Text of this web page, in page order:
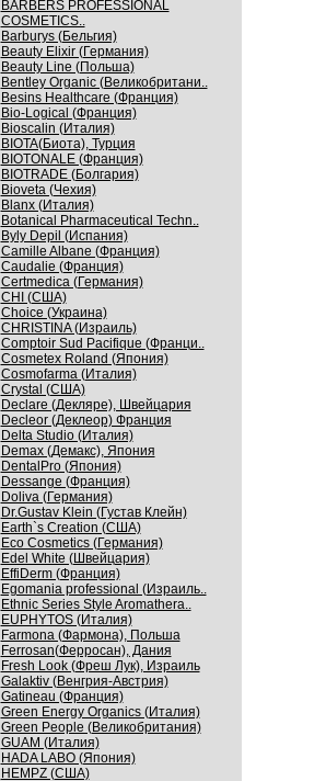
BARBERS PROFESSIONAL
COSMETICS..
Barburys (Бельгия)
Beauty Elixir (Германия)
Beauty Line (Польша)
Bentley Organic (Великобритани..
Besins Healthcare (Франция)
Bio-Logical (Франция)
Bioscalin (Италия)
BIOTA(Биота), Турция
BIOTONALE (Франция)
BIOTRADE (Болгария)
Bioveta (Чехия)
Blanx (Италия)
Botanical Pharmaceutical Techn..
Byly Depil (Испания)
Camille Albane (Франция)
Caudalie (Франция)
Certmedica (Германия)
CHI (США)
Choice (Украина)
CHRISTINA (Израиль)
Comptoir Sud Pacifique (Франци..
Cosmetex Roland (Япония)
Cosmofarma (Италия)
Crystal (США)
Declare (Декляре), Швейцария
Decleor (Деклеор) Франция
Delta Studio (Италия)
Demax (Демакс), Япония
DentalPro (Япония)
Dessange (Франция)
Doliva (Германия)
Dr.Gustav Klein (Густав Клейн)
Earth`s Creation (США)
Eco Cosmetics (Германия)
Edel White (Швейцария)
EffiDerm (Франция)
Egomania professional (Израиль..
Ethnic Series Style Aromathera..
EUPHYTOS (Италия)
Farmona (Фармона), Польша
Ferrosan(Ферросан), Дания
Fresh Look (Фреш Лук), Израиль
Galaktiv (Венгрия-Австрия)
Gatineau (Франция)
Green Energy Organics (Италия)
Green People (Великобритания)
GUAM (Италия)
HADA LABO (Япония)
HEMPZ (США)